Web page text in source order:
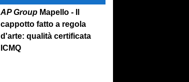
AP Group Mapello - Il
cappotto fatto a regola
d'arte: qualità certificata
ICMQ